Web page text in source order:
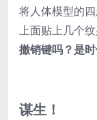
最低
配置
配置
将人体模型的
上面贴上几个
撤销键吗？是
谋生！